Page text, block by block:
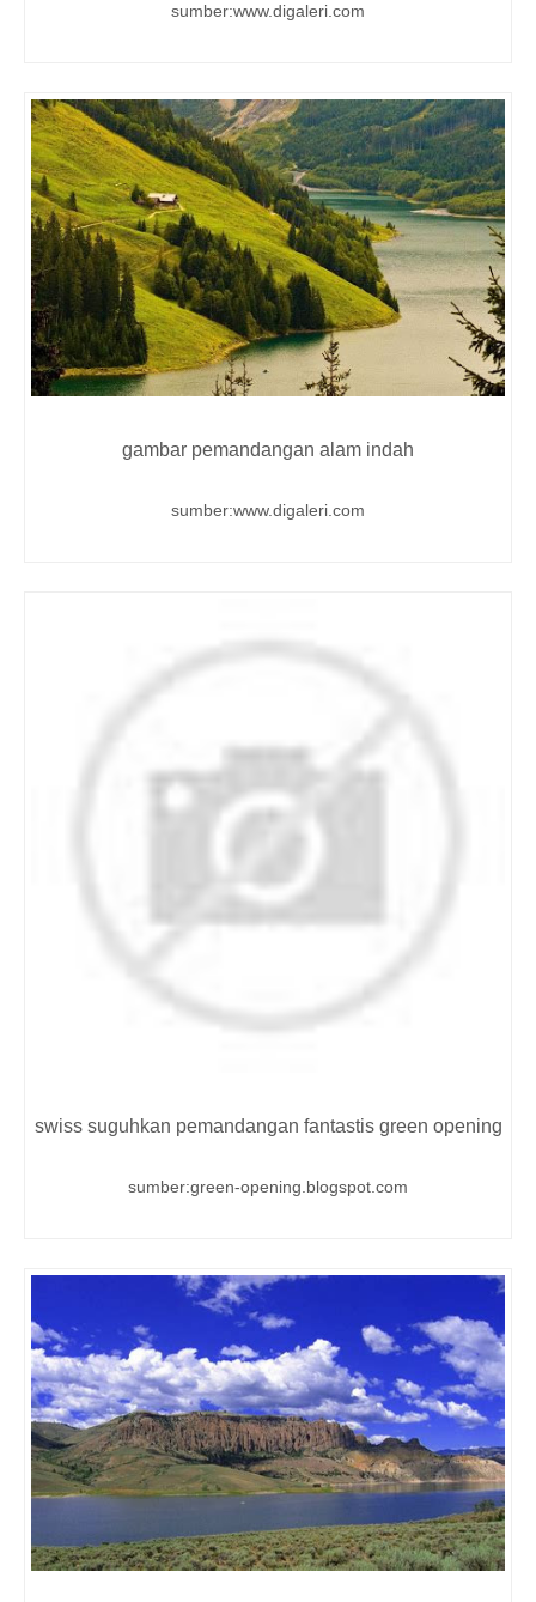
sumber:www.digaleri.com
gambar pemandangan alam indah
sumber:www.digaleri.com
swiss suguhkan pemandangan fantastis green opening
sumber:green-opening.blogspot.com